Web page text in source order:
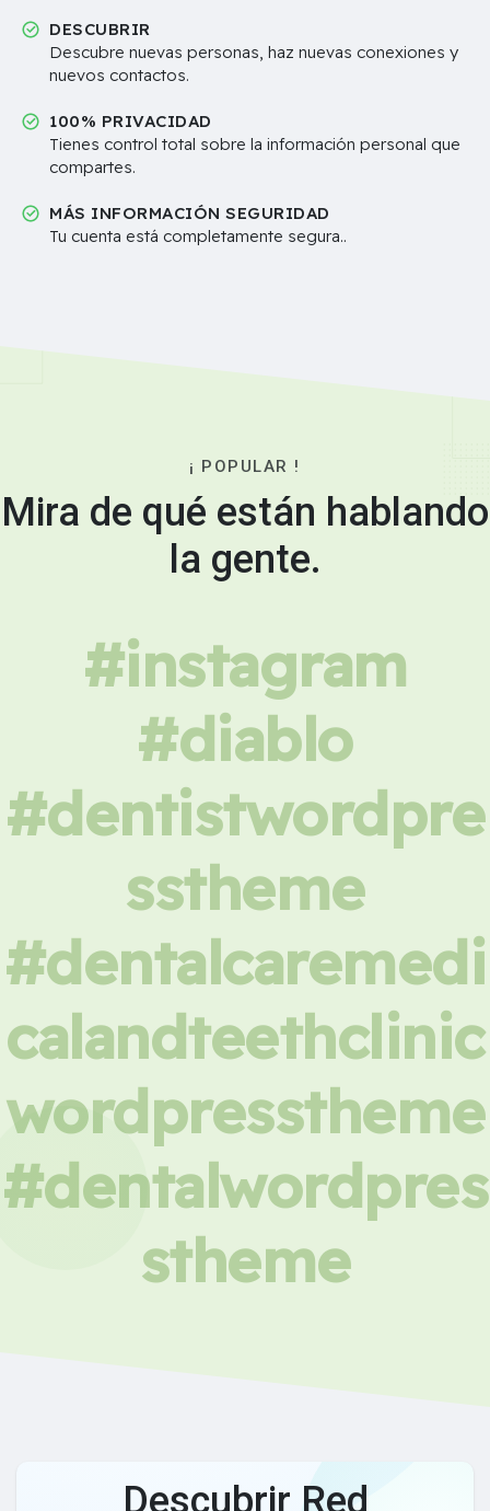
DESCUBRIR
Descubre nuevas personas, haz nuevas conexiones y
nuevos contactos.
100% PRIVACIDAD
Tienes control total sobre la información personal que
compartes.
MÁS INFORMACIÓN SEGURIDAD
Tu cuenta está completamente segura..
¡ POPULAR !
Mira de qué están hablando
la gente.
#instagram
#diablo
#dentistwordpre
sstheme
#dentalcaremedi
calandteethclinic
wordpresstheme
#dentalwordpres
stheme
Descubrir Red